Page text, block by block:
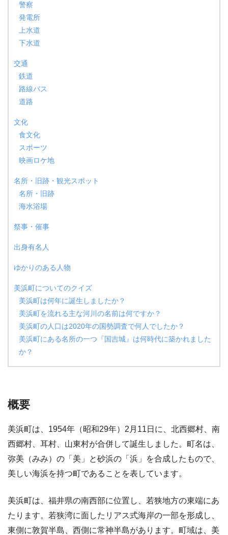
警察
発電所
上水道
下水道
交通
鉄道
路線バス
道路
文化
食文化
スポーツ
映画ロケ地
名所・旧跡・観光スポット
名所・旧跡
海水浴場
祭事・催事
出身有名人
ゆかりのある人物
美浜町についてのクイズ
美浜町は何年に誕生しましたか？
美浜町を流れる主な河川の名前は何ですか？
美浜町の人口は2020年の国勢調査で何人でしたか？
美浜町にある名所の一つ『国吉城』は何時代に築かれました
か？
概要
美浜町は、1954年（昭和29年）2月11日に、北西郷村、南
西郷村、耳村、山東村が合併して誕生しました。町名は、
弥美（みみ）の「美」と砂浜の「浜」を合成したもので、
美しい海浜を持つ町であることを表しています。
美浜町は、福井県の南西部に位置し、若狭地方の東端にあ
たります。若狭湾に面したリアス式海岸の一部を形成し、
東側に敦賀半島、西側に常神半島があります。町域は、美